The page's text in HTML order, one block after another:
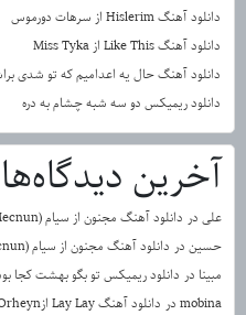
دانلود آهنگ Hislerim از سرهات دورموس
دانلود آهنگ Like This از Miss Tyka
دانلود آهنگ حال یه اعدامیم که تو شدی
دانلود ریمیکس دو سه شبه چشام به دره
آخرین دیدگاه‌ها
علی در دانلود آهنگ مجنون از سیام (Siyam – Mecnun )
حسین در دانلود آهنگ مجنون از سیام (Siyam – Mecnun )
مبینا در دانلود ریمیکس تو بگو بهشت کجا بود
mobina در دانلود آهنگ Lay Lay ازOrheyn